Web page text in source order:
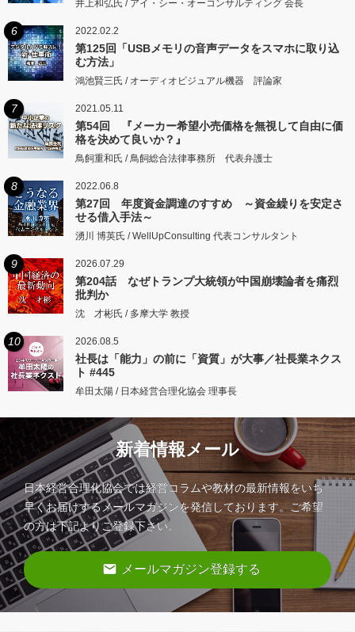
井上和弘氏 / アイ・シー・オーコンサルティング 会長
6 2022.02.2
第125回「USBメモリの音声データをスマホに取り込
む方法」
鴻池賢三氏 / オーディオビジュアル機器 評論家
7 2021.05.11
第54回 『メーカー希望小売価格を無視して自由に価
格を決めて良いか？』
鳥飼重和氏 / 鳥飼総合法律事務所 代表弁護士
8 2022.06.8
第27回 年度資金調達のすすめ ～資金繰りを安定さ
せる借入手法～
湧川 博英氏 / WellUpConsulting 代表コンサルタント
9 2026.07.29
第204話 なぜトランプ大統領が中国崩壊論者を痛烈
批判か
沈 才彬氏 / 多摩大学 教授
10 2026.08.5
社長は「能力」の前に「資質」が大事／社長業ネクス
ト #445
牟田太陽 / 日本経営合理化協会 理事長
新着情報メール
日本経営合理化協会では経営コラムや教材の最新情報をいち
早くお届けするメールマガジンを発信しております。ご希望
の方は下記よりご登録下さい。
email メールマガジン登録する